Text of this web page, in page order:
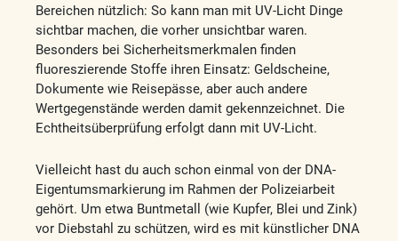
Bereichen nützlich: So kann man mit UV-Licht Dinge
sichtbar machen, die vorher unsichtbar waren.
Besonders bei Sicherheitsmerkmalen finden
fluoreszierende Stoffe ihren Einsatz: Geldscheine,
Dokumente wie Reisepässe, aber auch andere
Wertgegenstände werden damit gekennzeichnet. Die
Echtheitsüberprüfung erfolgt dann mit UV-Licht.
Vielleicht hast du auch schon einmal von der DNA-
Eigentumsmarkierung im Rahmen der Polizeiarbeit
gehört. Um etwa Buntmetall (wie Kupfer, Blei und Zink)
vor Diebstahl zu schützen, wird es mit künstlicher DNA